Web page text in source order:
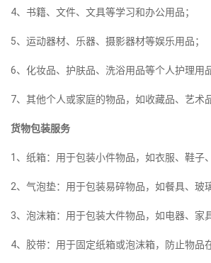
4、书籍、文件、文具等学习和办公用品；
5、运动器材、乐器、摄影器材等娱乐用品；
6、化妆品、护肤品、洗浴用品等个人护理用品
7、其他个人或家庭的物品，如收藏品、艺术
货物包装服务
1、纸箱：用于包装小件物品，如衣服、鞋子
2、气泡垫：用于包装易碎物品，如餐具、玻
3、泡沫箱：用于包装大件物品，如电器、家
4、胶带：用于固定纸箱或泡沫箱，防止物品